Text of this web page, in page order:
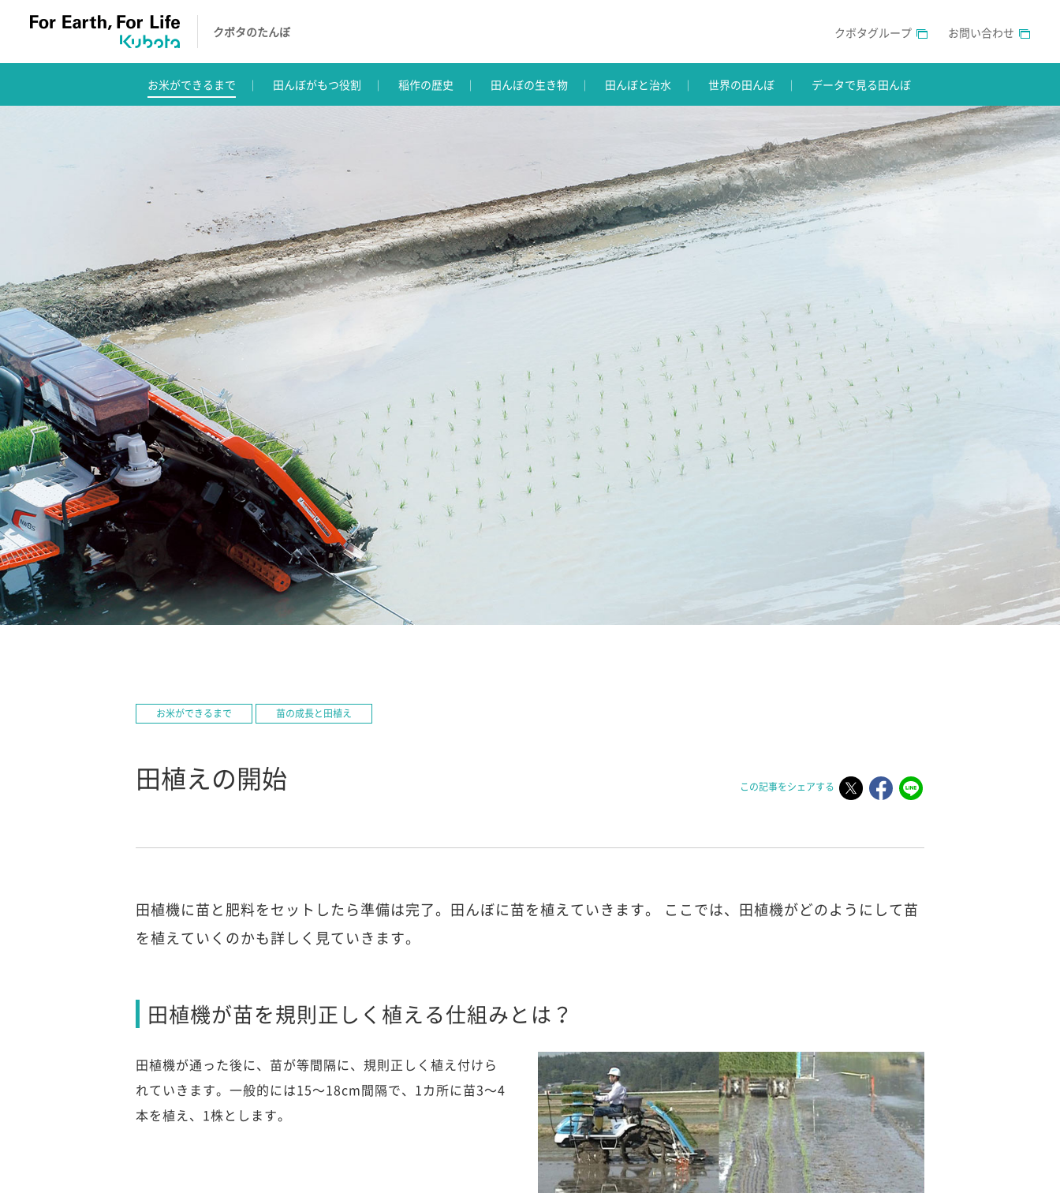
クボタのたんぼ クボタグループ お問い合わせ
お米ができるまで 田んぼがもつ役割 稲作の歴史 田んぼの生き物 田んぼと治水 世界の田んぼ データで見る田んぼ
お米ができるまで 苗の成長と田植え
田植えの開始 この記事をシェアする
田植機に苗と肥料をセットしたら準備は完了。田んぼに苗を植えていきます。 ここでは、田植機がどのようにして苗
を植えていくのかも詳しく見ていきます。
田植機が苗を規則正しく植える仕組みとは？
田植機が通った後に、苗が等間隔に、規則正しく植え付けら
れていきます。一般的には15～18cm間隔で、1カ所に苗3～4
本を植え、1株とします。